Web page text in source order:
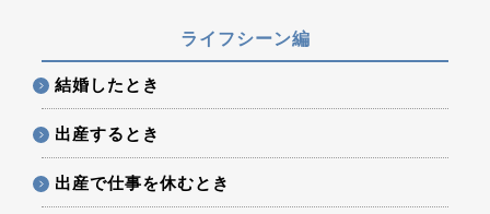
ライフシーン編
結婚したとき
出産するとき
出産で仕事を休むとき